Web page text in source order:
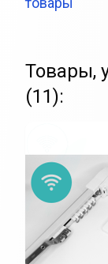
Товары,
(11):